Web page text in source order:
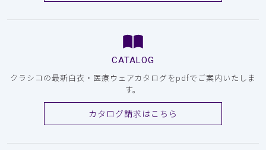
CATALOG
クラシコの最新白衣・医療ウェアカタログをpdfでご案内いたしま
す。
カタログ請求はこちら